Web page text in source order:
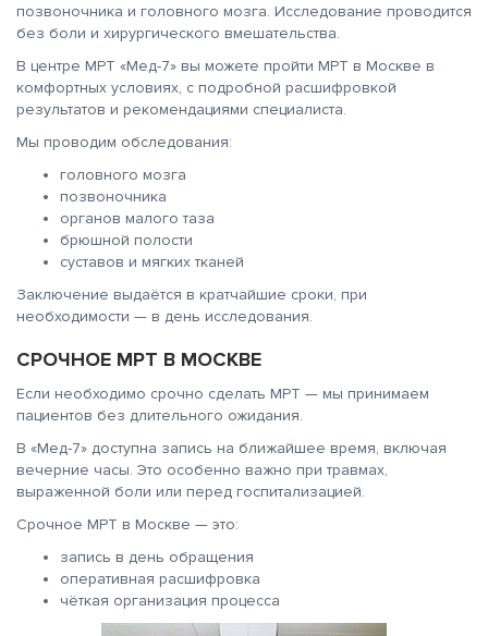
позвоночника и головного мозга. Исследование проводится
без боли и хирургического вмешательства.
В центре МРТ «Мед-7» вы можете пройти МРТ в Москве в
комфортных условиях, с подробной расшифровкой
результатов и рекомендациями специалиста.
Мы проводим обследования:
головного мозга
позвоночника
органов малого таза
брюшной полости
суставов и мягких тканей
Заключение выдаётся в кратчайшие сроки, при
необходимости — в день исследования.
СРОЧНОЕ МРТ В МОСКВЕ
Если необходимо срочно сделать МРТ — мы принимаем
пациентов без длительного ожидания.
В «Мед-7» доступна запись на ближайшее время, включая
вечерние часы. Это особенно важно при травмах,
выраженной боли или перед госпитализацией.
Срочное МРТ в Москве — это:
запись в день обращения
оперативная расшифровка
чёткая организация процесса